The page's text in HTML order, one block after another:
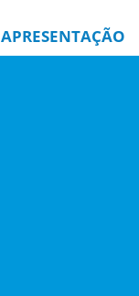
APRESENTAÇÃO